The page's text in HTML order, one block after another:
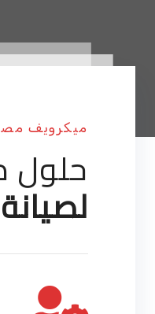
ميكرويف
حلول